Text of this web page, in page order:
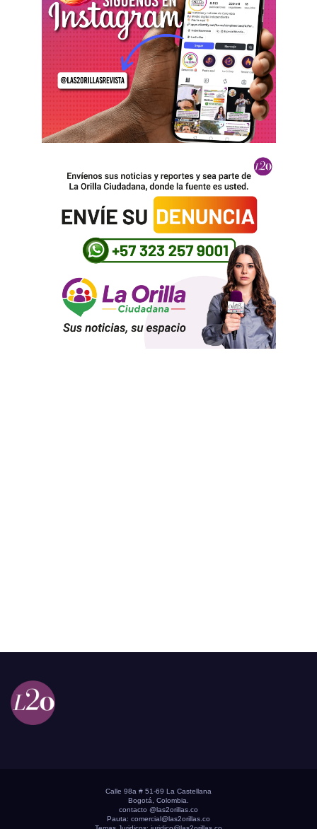
Calle 98a # 51-69 La Castellana
Bogotá, Colombia.
contacto @las2orillas.co
Pauta: comercial@las2orillas.co